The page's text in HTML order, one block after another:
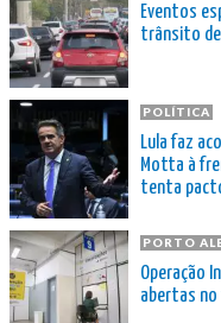
Eventos
trânsito de
POLÍTICA
Lula faz
Motta à
tenta
PORTO
Operação
abertas no